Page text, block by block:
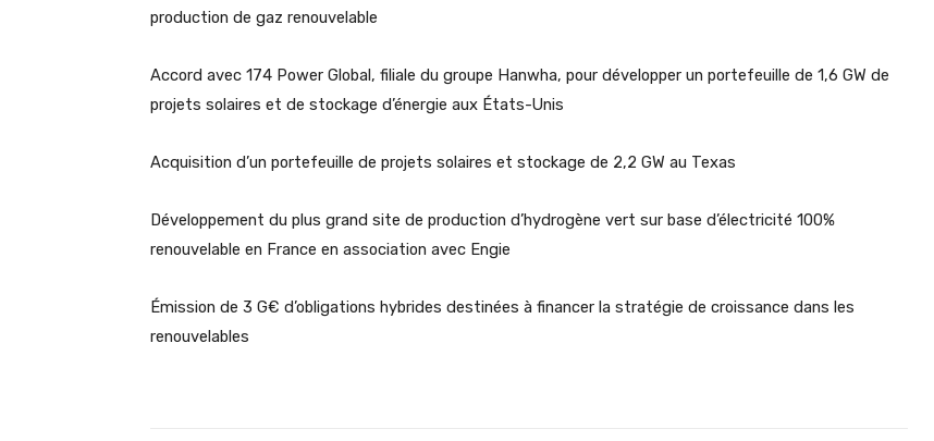
production de gaz renouvelable
Accord avec 174 Power Global, filiale du groupe Hanwha, pour développer un portefeuille de 1,6 GW de
projets solaires et de stockage d’énergie aux États-Unis
Acquisition d’un portefeuille de projets solaires et stockage de 2,2 GW au Texas
Développement du plus grand site de production d’hydrogène vert sur base d’électricité 100%
renouvelable en France en association avec Engie
Émission de 3 G€ d’obligations hybrides destinées à financer la stratégie de croissance dans les
renouvelables